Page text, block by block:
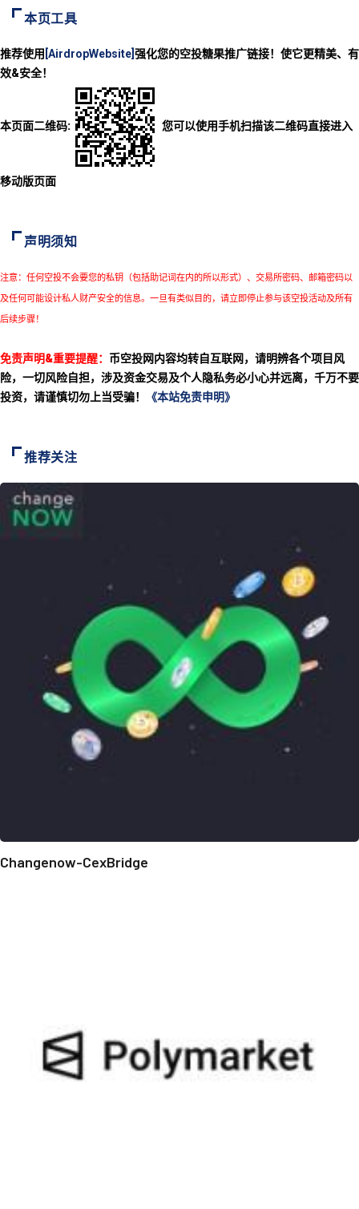
本页工具
推荐使用 [AirdropWebsite] 强化您的空投糖果推广链接！使它更精美、有
效&安全！
本页面二维码: 您可以使用手机扫描该二维码直接进入
移动版页面
声明须知
注意：任何空投不会要您的私钥（包括助记词在内的所以形式）、交易所密码、邮箱密码以
及任何可能设计私人财产安全的信息。一旦有类似目的，请立即停止参与该空投活动及所有
后续步骤！
免责声明&重要提醒： 币空投网内容均转自互联网，请明辨各个项目风
险，一切风险自担，涉及资金交易及个人隐私务必小心并远离，千万不要
投资，请谨慎切勿上当受骗！
《本站免责申明》
推荐关注
Changenow-CexBridge